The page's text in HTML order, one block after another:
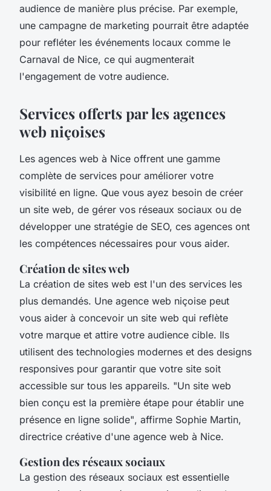
audience de manière plus précise. Par exemple,
une campagne de marketing pourrait être adaptée
pour refléter les événements locaux comme le
Carnaval de Nice, ce qui augmenterait
l'engagement de votre audience.
Services offerts par les agences
web niçoises
Les agences web à Nice offrent une gamme
complète de services pour améliorer votre
visibilité en ligne. Que vous ayez besoin de créer
un site web, de gérer vos réseaux sociaux ou de
développer une stratégie de SEO, ces agences ont
les compétences nécessaires pour vous aider.
Création de sites web
La création de sites web est l'un des services les
plus demandés. Une agence web niçoise peut
vous aider à concevoir un site web qui reflète
votre marque et attire votre audience cible. Ils
utilisent des technologies modernes et des designs
responsives pour garantir que votre site soit
accessible sur tous les appareils. "Un site web
bien conçu est la première étape pour établir une
présence en ligne solide", affirme Sophie Martin,
directrice créative d'une agence web à Nice.
Gestion des réseaux sociaux
La gestion des réseaux sociaux est essentielle